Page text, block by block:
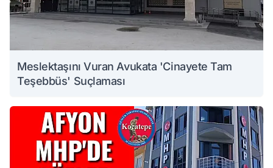
Meslektaşını Vuran Avukata 'Cinayete Tam
Teşebbüs' Suçlaması